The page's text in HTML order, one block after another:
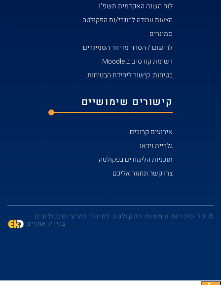
לוח השנה האקדמית תשפ"ו
הצעות עבודה לבוגרי/ות הפקולטה
סמינרים
לרישום / הסרה מדיוור הסמינרים
רשימת קורסים ב Moodle
בטיחות: קישור ליחידת הבטיחות
קישורים שימושיים
אירועים קרובים
גלריית וידאו
תוכניות הלימודים בפקולטה
צרו קשר ונחזור אליכם
© כל הזכויות שמורות הפקולטה לחינוך למדע וטכנולוגיה
בניית אתרים